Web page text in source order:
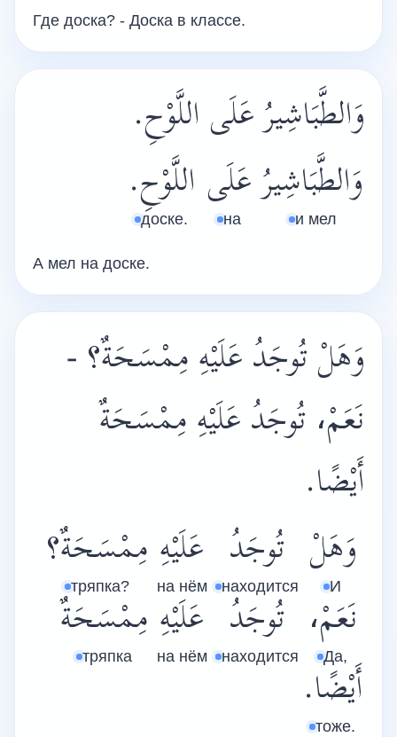
Где доска? - Доска в классе.
وَالطَّبَاشِيرُ عَلَى اللَّوْحِ.
وَالطَّبَاشِيرُ
и мел
عَلَى
на
اللَّوْحِ.
доске.
А мел на доске.
وَهَلْ تُوجَدُ عَلَيْهِ مِمْسَحَةٌ؟ -
نَعَمْ، تُوجَدُ عَلَيْهِ مِمْسَحَةٌ
أَيْضًا.
وَهَلْ
И
تُوجَدُ
находится
عَلَيْهِ
на нём
مِمْسَحَةٌ؟
тряпка?
نَعَمْ،
Да,
تُوجَدُ
находится
عَلَيْهِ
на нём
مِمْسَحَةٌ
тряпка
أَيْضًا.
тоже.